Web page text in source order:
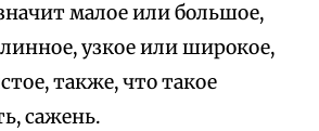
малое или большое,
узкое или широкое,
также, что такое
сажень.